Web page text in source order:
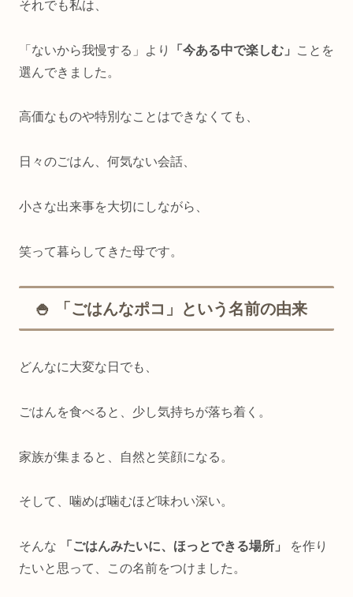
それでも私は、
「ないから我慢する」より 「今ある中で楽しむ」
ことを
選んできました。
高価なものや特別なことはできなくても、
日々のごはん、何気ない会話、
小さな出来事を大切にしながら、
笑って暮らしてきた母です。
🍚 「ごはんなポコ」という名前の由来
どんなに大変な日でも、
ごはんを食べると、少し気持ちが落ち着く。
家族が集まると、自然と笑顔になる。
そして、噛めば噛むほど味わい深い。
そんな 「ごはんみたいに、ほっとできる場所」
を作り
たいと思って、この名前をつけました。